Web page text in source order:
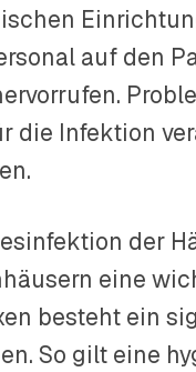
auf den
die Infektion
der
eine
besteht ein
So gilt eine